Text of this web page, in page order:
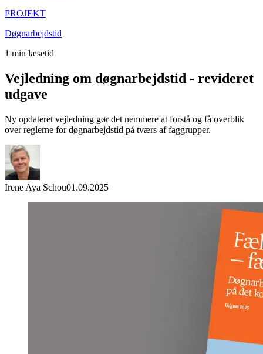
PROJEKT
Døgnarbejdstid
1 min læsetid
Vejledning om døgnarbejdstid - revideret
udgave
Ny opdateret vejledning gør det nemmere at forstå og få overblik
over reglerne for døgnarbejdstid på tværs af faggrupper.
Irene Aya Schou01.09.2025